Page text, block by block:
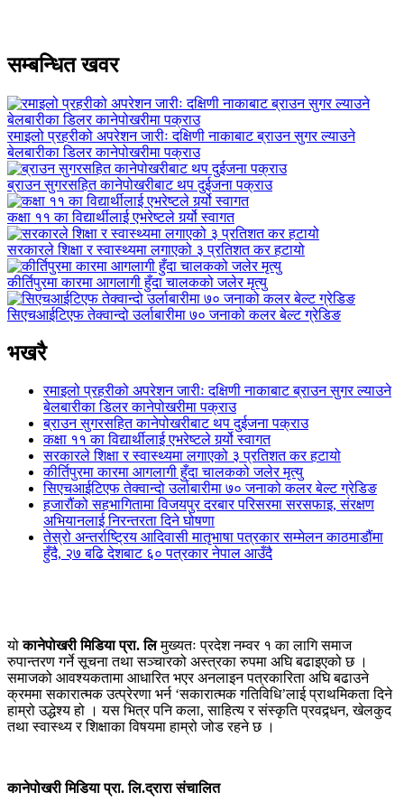
सम्बन्धित खवर
रमाइलो प्रहरीको अपरेशन जारीः दक्षिणी नाकाबाट ब्राउन सुगर ल्याउने
बेलबारीका डिलर कानेपोखरीमा पक्राउ
ब्राउन सुगरसहित कानेपोखरीबाट थप दुईजना पक्राउ
कक्षा ११ का विद्यार्थीलाई एभरेष्टले गर्र्यो स्वागत
सरकारले शिक्षा र स्वास्थ्यमा लगाएको ३ प्रतिशत कर हटायो
कीर्तिपुरमा कारमा आगलागी हुँदा चालकको जलेर मृत्यु
सिएचआईटिएफ तेक्वान्दो उर्लाबारीमा ७० जनाको कलर बेल्ट ग्रेडिङ
भखरै
रमाइलो प्रहरीको अपरेशन जारीः दक्षिणी नाकाबाट ब्राउन सुगर ल्याउने
बेलबारीका डिलर कानेपोखरीमा पक्राउ
ब्राउन सुगरसहित कानेपोखरीबाट थप दुईजना पक्राउ
कक्षा ११ का विद्यार्थीलाई एभरेष्टले गर्र्यो स्वागत
सरकारले शिक्षा र स्वास्थ्यमा लगाएको ३ प्रतिशत कर हटायो
कीर्तिपुरमा कारमा आगलागी हुँदा चालकको जलेर मृत्यु
सिएचआईटिएफ तेक्वान्दो उर्लाबारीमा ७० जनाको कलर बेल्ट ग्रेडिङ
हजारौंको सहभागितामा विजयपुर दरबार परिसरमा सरसफाइ, संरक्षण
अभियानलाई निरन्तरता दिने घोषणा
तेस्रो अन्तर्राष्ट्रिय आदिवासी मातृभाषा पत्रकार सम्मेलन काठमाडौंमा
हुँदै, २७ बढि देशबाट ६० पत्रकार नेपाल आउँदै
योकानेपोखरी मिडिया प्रा. लिमुख्यतः प्रदेश नम्वर १ का लागि समाज
रुपान्तरण गर्ने सूचना तथा सञ्चारको अस्त्रका रुपमा अघि बढाइएको छ ।
समाजको आवश्यकतामा आधारित भएर अनलाइन पत्रकारिता अघि बढाउने
क्रममा सकारात्मक उत्प्रेरणा भर्न ‘सकारात्मक गतिविधि’लाई प्राथमिकता दिने
हाम्रो उद्धेश्य हो । यस भित्र पनि कला, साहित्य र संस्कृति प्रवद्र्धन, खेलकुद
तथा स्वास्थ्य र शिक्षाका विषयमा हाम्रो जोड रहने छ ।
कानेपोखरी मिडिया प्रा. लि.द्रारा संचालित